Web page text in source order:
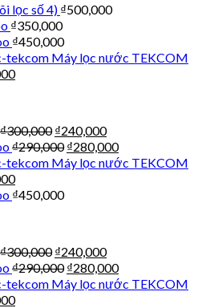
lọc số 4) ₫500,000
₫350,000
₫450,000
Máy lọc nước TEKCOM
₫300,000 ₫240,000
₫290,000 ₫280,000
Máy lọc nước TEKCOM
₫450,000
₫300,000 ₫240,000
₫290,000 ₫280,000
Máy lọc nước TEKCOM